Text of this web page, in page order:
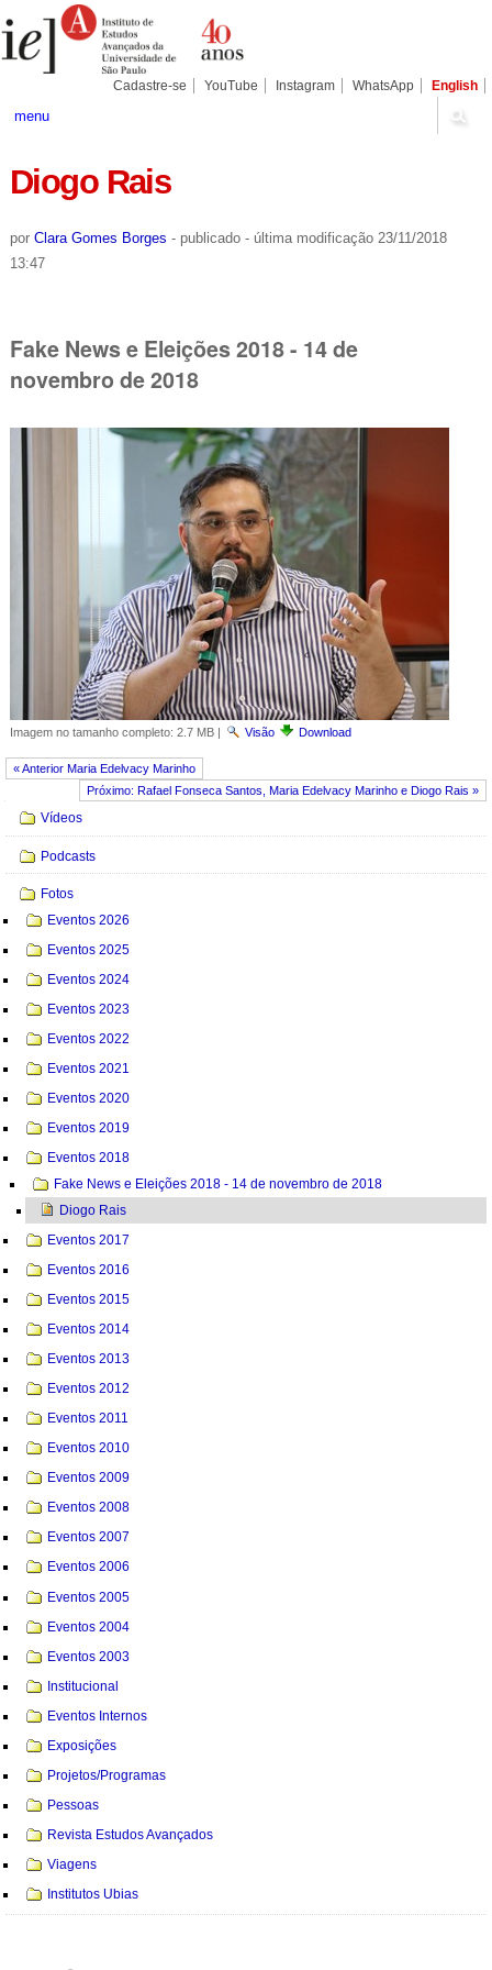
para
conteúdo.
Pessoais
Cadastre-se YouTube Instagram WhatsApp English
menu
Diogo Rais
por Clara Gomes Borges - publicado - última modificação23/11/2018
13:47
Fake News e Eleições 2018 - 14 de
novembro de 2018
Imagem no tamanho completo: 2.7 MB| Visão Download
« Anterior Maria Edelvacy Marinho
Próximo: Rafael Fonseca Santos, Maria Edelvacy Marinho e Diogo Rais »
Navegação
Vídeos
Podcasts
Fotos
Eventos 2026
Eventos 2025
Eventos 2024
Eventos 2023
Eventos 2022
Eventos 2021
Eventos 2020
Eventos 2019
Eventos 2018
Fake News e Eleições 2018 - 14 de novembro de 2018
Diogo Rais
Eventos 2017
Eventos 2016
Eventos 2015
Eventos 2014
Eventos 2013
Eventos 2012
Eventos 2011
Eventos 2010
Eventos 2009
Eventos 2008
Eventos 2007
Eventos 2006
Eventos 2005
Eventos 2004
Eventos 2003
Institucional
Eventos Internos
Exposições
Projetos/Programas
Pessoas
Revista Estudos Avançados
Viagens
Institutos Ubias